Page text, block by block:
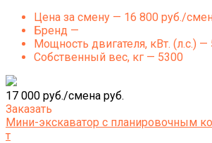
Цена за смену — 16 800 руб./
Бренд —
Мощность двигателя, кВт. (л.с.) —
Собственный вес, кг — 5300
17 000 руб./смена руб.
Заказать
Мини-экскаватор с планировочным
т